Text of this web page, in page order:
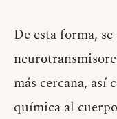
De esta forma,
más cercana, así
química al